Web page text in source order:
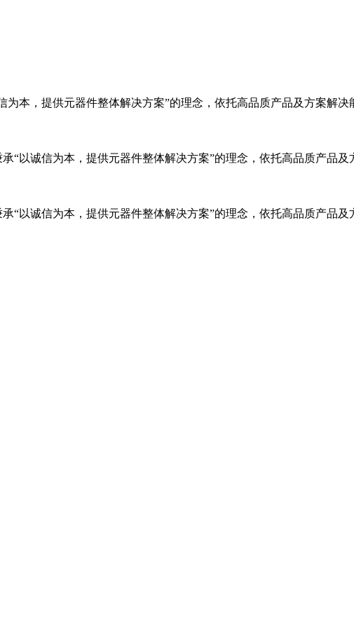
本，提供元器件整体解决方案”的理念，依托高品质产品及方案解决
“以诚信为本，提供元器件整体解决方案”的理念，依托高品质产品及
“以诚信为本，提供元器件整体解决方案”的理念，依托高品质产品及